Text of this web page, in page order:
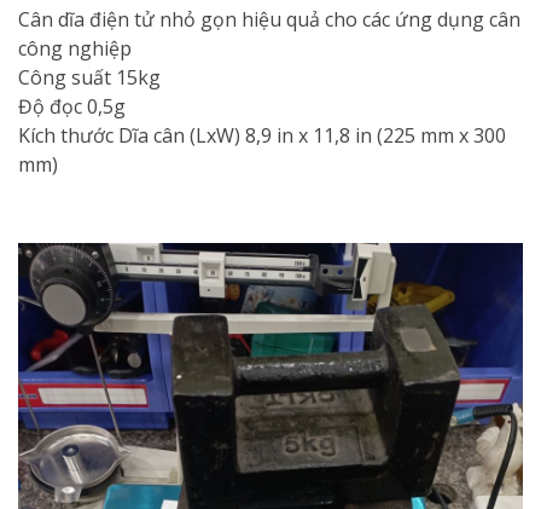
Cân dĩa điện tử nhỏ gọn hiệu quả cho các ứng dụng cân
công nghiệp
Công suất 15kg
Độ đọc 0,5g
Kích thước Dĩa cân (LxW) 8,9 in x 11,8 in (225 mm x 300
mm)